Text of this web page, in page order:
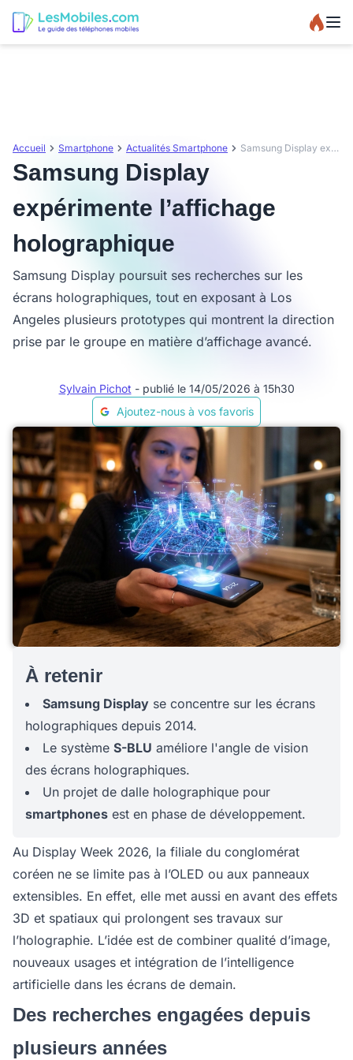
Accueil Smartphone Actualités Smartphone Samsung Display expérimente l’affichage holographique
Samsung Display
expérimente l’affichage
holographique
Samsung Display poursuit ses recherches sur les
écrans holographiques, tout en exposant à Los
Angeles plusieurs prototypes qui montrent la direction
prise par le groupe en matière d’affichage avancé.
Sylvain Pichot - publié le 14/05/2026 à 15h30
Ajoutez-nous à vos favoris
À retenir
Samsung Display se concentre sur les écrans
holographiques depuis 2014.
Le système S-BLU améliore l'angle de vision
des écrans holographiques.
Un projet de dalle holographique pour
smartphones est en phase de développement.
Au Display Week 2026, la filiale du conglomérat
coréen ne se limite pas à l’OLED ou aux panneaux
extensibles. En effet, elle met aussi en avant des effets
3D et spatiaux qui prolongent ses travaux sur
l’holographie. L’idée est de combiner qualité d’image,
nouveaux usages et intégration de l’intelligence
artificielle dans les écrans de demain.
Des recherches engagées depuis
plusieurs années